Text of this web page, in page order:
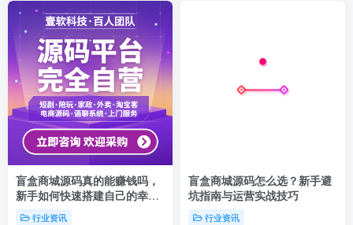
盲盒商城源码真的能赚钱吗，
新手如何快速搭建自己的幸运
盒子平台
行业资讯
盲盒商城源码怎么选？新手避
坑指南与运营实战技巧
行业资讯